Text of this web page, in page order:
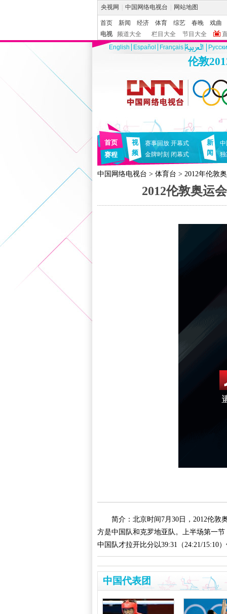
央视网 中国网络电视台 网站地图
首页 新闻 经济 体育 综艺 春晚
戏曲
电视
频道大全 栏目大全 节目大全
English
Español Français
伦敦
首页
赛程
视
频
赛事回放 开幕式
金牌时刻 闭幕式
新
闻
中国网络电视台 > 体育台 > 2012年伦敦
2012伦敦奥运
简介：北京时间7月30日，2012伦
方是中国队和克罗地亚队。上半场第一
中国队才拉开比分以39:31（24:21/15:10
中国代表团